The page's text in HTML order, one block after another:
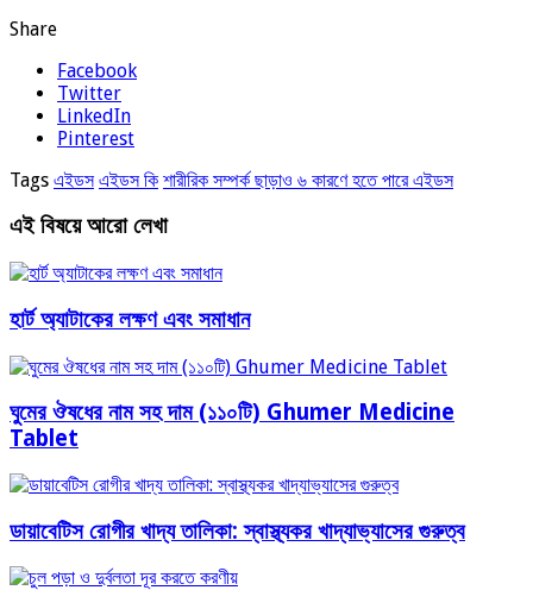
Share
Facebook
Twitter
LinkedIn
Pinterest
Tags এইডস এইডস কি শারীরিক সম্পর্ক ছাড়াও ৬ কারণে হতে পারে এইডস
এই বিষয়ে আরো লেখা
হার্ট অ্যাটাকের লক্ষণ এবং সমাধান
ঘুমের ঔষধের নাম সহ দাম (১১০টি) Ghumer Medicine
Tablet
ডায়াবেটিস রোগীর খাদ্য তালিকা: স্বাস্থ্যকর খাদ্যাভ্যাসের গুরুত্ব